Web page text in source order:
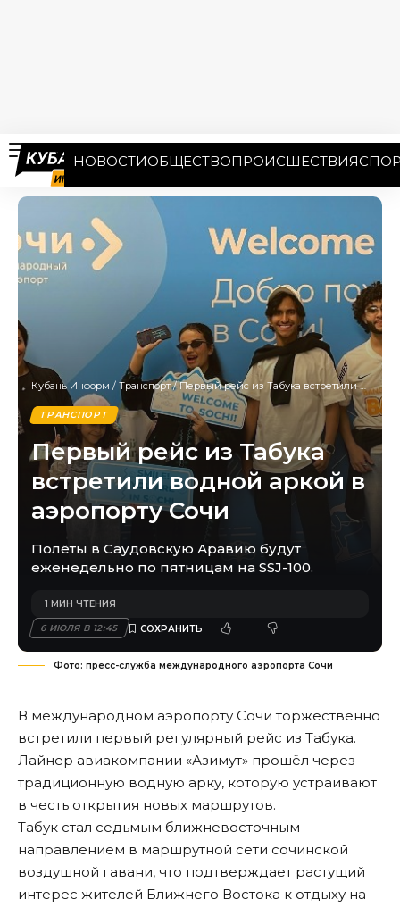
НОВОСТИОБЩЕСТВОПРОИСШЕСТВИЯ
Кубань Информ / Транспорт/Первый рейс из Табука встретили водной аркой в аэропорту Сочи
ТРАНСПОРТ
Первый рейс из Табука
встретили водной аркой в
аэропорту Сочи
Полёты в Саудовскую Аравию будут
еженедельно по пятницам на SSJ-100.
6 ИЮЛЯ В 12:45
1 МИН ЧТЕНИЯ
Фото: пресс-служба международного аэропорта Сочи
В международном аэропорту Сочи торжественно
встретили первый регулярный рейс из Табука.
Лайнер авиакомпании «Азимут» прошёл через
традиционную водную арку, которую устраивают
в честь открытия новых маршрутов.
Табук стал седьмым ближневосточным
направлением в маршрутной сети сочинской
воздушной гавани, что подтверждает растущий
интерес жителей Ближнего Востока к отдыху на